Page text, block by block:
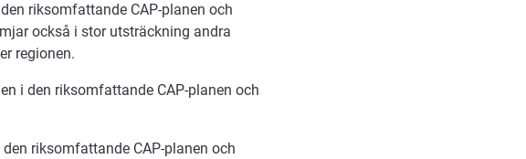
riksomfattande CAP-planen och
också i stor utsträckning andra
regionen.
i den riksomfattande CAP-planen och
riksomfattande CAP-planen och